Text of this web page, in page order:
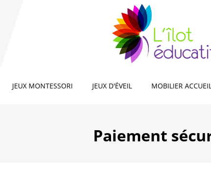
Jeux d'observation, mémos,
Jeux d'exploration de la nature,
Jeux de
JEUX MONTESSORI JEUX D'ÉVEIL MOBILIER
Paiement